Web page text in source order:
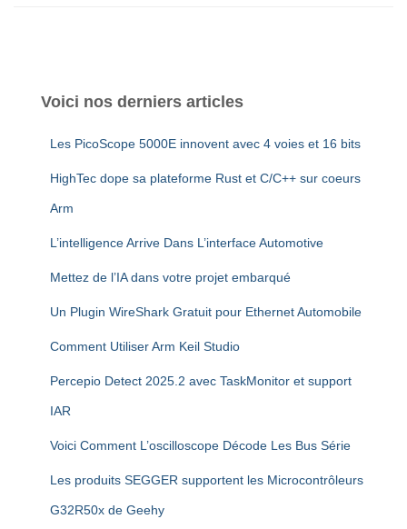
Voici nos derniers articles
Les PicoScope 5000E innovent avec 4 voies et 16 bits
HighTec dope sa plateforme Rust et C/C++ sur coeurs
Arm
L’intelligence Arrive Dans L’interface Automotive
Mettez de l’IA dans votre projet embarqué
Un Plugin WireShark Gratuit pour Ethernet Automobile
Comment Utiliser Arm Keil Studio
Percepio Detect 2025.2 avec TaskMonitor et support
IAR
Voici Comment L’oscilloscope Décode Les Bus Série
Les produits SEGGER supportent les Microcontrôleurs
G32R50x de Geehy